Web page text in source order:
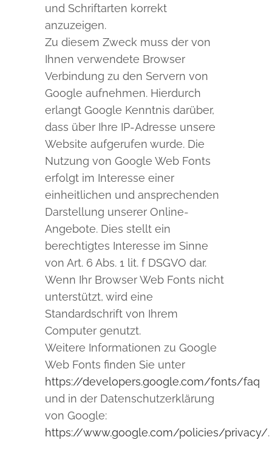
und Schriftarten korrekt
anzuzeigen.
Zu diesem Zweck muss der von
Ihnen verwendete Browser
Verbindung zu den Servern von
Google aufnehmen. Hierdurch
erlangt Google Kenntnis darüber,
dass über Ihre IP-Adresse unsere
Website aufgerufen wurde. Die
Nutzung von Google Web Fonts
erfolgt im Interesse einer
einheitlichen und ansprechenden
Darstellung unserer Online-
Angebote. Dies stellt ein
berechtigtes Interesse im Sinne
von Art. 6 Abs. 1 lit. f DSGVO dar.
Wenn Ihr Browser Web Fonts nicht
unterstützt, wird eine
Standardschrift von Ihrem
Computer genutzt.
Weitere Informationen zu Google
Web Fonts finden Sie unter
https://developers.google.com/fonts/faq
und in der Datenschutzerklärung
von Google:
https://www.google.com/policies/privacy/.